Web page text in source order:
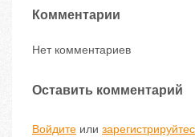
Комментарии
Нет комментариев
Оставить комментарий
Войдите или